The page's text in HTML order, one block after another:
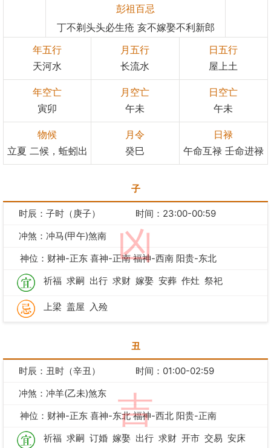
彭祖百忌
丁不剃头头必生疮 亥不嫁娶不利新郎
年五行
天河水
月五行
长流水
日五行
屋上土
年空亡
寅卯
月空亡
午未
日空亡
午未
物候
立夏 二候，蚯蚓出
月令
癸巳
日禄
午命互禄 壬命进禄
子
凶
时辰：子时（庚子）
时间：23:00-00:59
冲煞：冲马(甲午)煞南
神位：财神-正东 喜神-正南 福神-西南 阳贵-东北
祈福 求嗣 出行 求财 嫁娶 安葬 作灶 祭祀
上梁 盖屋 入殓
丑
吉
时辰：丑时（辛丑）
时间：01:00-02:59
冲煞：冲羊(乙未)煞东
神位：财神-正东 喜神-东北 福神-西北 阳贵-正南
祈福 求嗣 订婚 嫁娶 出行 求财 开市 交易 安床